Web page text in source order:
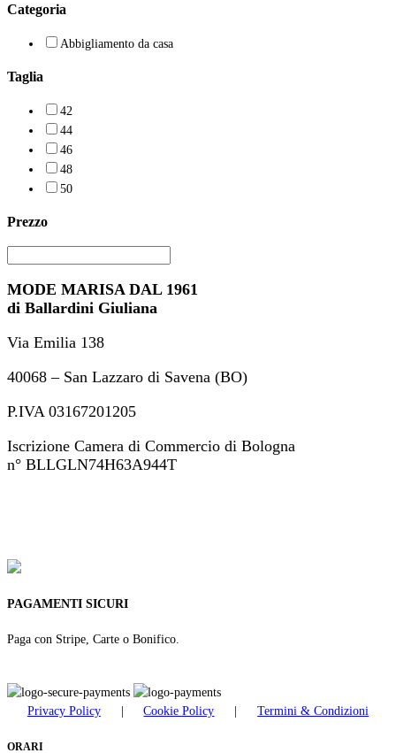
Categoria
Abbigliamento da casa
Taglia
42
44
46
48
50
Prezzo
MODE MARISA DAL 1961
di Ballardini Giuliana
Via Emilia 138
40068 – San Lazzaro di Savena (BO)
P.IVA 03167201205
Iscrizione Camera di Commercio di Bologna
n° BLLGLN74H63A944T
PAGAMENTI SICURI
Paga con Stripe, Carte o Bonifico.
Privacy Policy | Cookie Policy | Termini & Condizioni
ORARI